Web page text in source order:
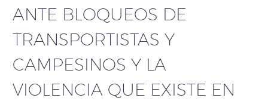
ANTE BLOQUEOS DE
TRANSPORTISTAS Y
CAMPESINOS Y LA
VIOLENCIA QUE EXISTE EN